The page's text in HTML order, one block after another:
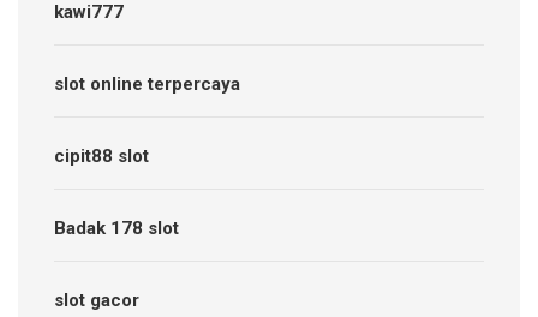
kawi777
slot online terpercaya
cipit88 slot
Badak 178 slot
slot gacor